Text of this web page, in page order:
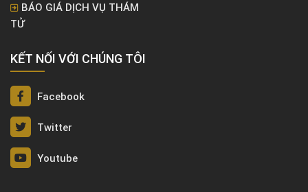
BÁO GIÁ DỊCH VỤ THÁM
TỬ
KẾT NỐI VỚI CHÚNG TÔI
Facebook
Twitter
Youtube